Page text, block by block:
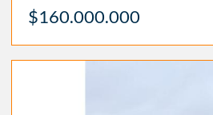
$160.000.000